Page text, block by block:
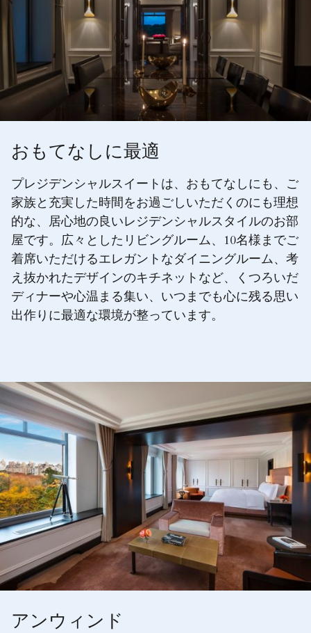
おもてなしに最適
プレジデンシャルスイートは、おもてなしにも、ご
家族と充実した時間をお過ごしいただくのにも理想
的な、居心地の良いレジデンシャルスタイルのお部
屋です。広々としたリビングルーム、10名様までご
着席いただけるエレガントなダイニングルーム、考
え抜かれたデザインのキチネットなど、くつろいだ
ディナーや心温まる集い、いつまでも心に残る思い
出作りに最適な環境が整っています。
アンウィンド